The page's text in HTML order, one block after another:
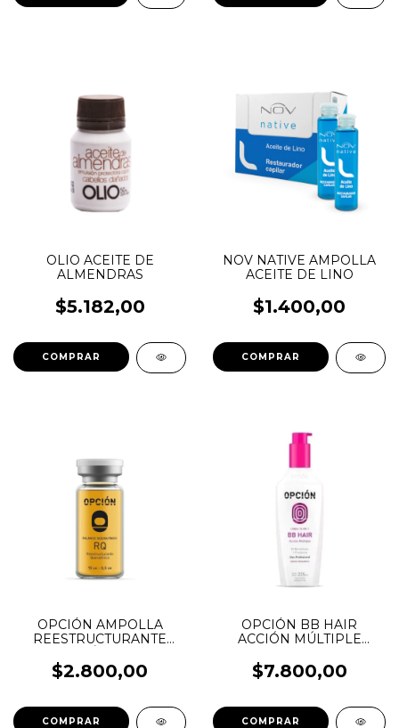
OLIO ACEITE DE
ALMENDRAS
$5.182,00
COMPRAR
NOV NATIVE AMPOLLA
ACEITE DE LINO
$1.400,00
OPCIÓN AMPOLLA
REESTRUCTURANTE
$2.800,00
OPCIÓN BB HAIR
ACCIÓN MÚLTIPLE
$7.800,00